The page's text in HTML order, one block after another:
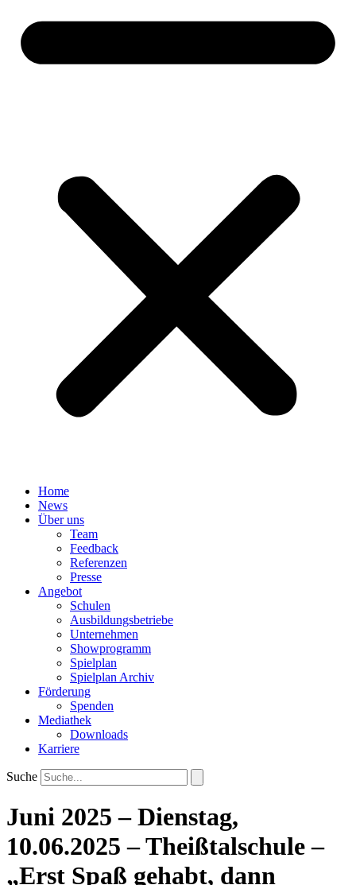
Home
News
Über uns
Team
Feedback
Referenzen
Presse
Angebot
Schulen
Ausbildungsbetriebe
Unternehmen
Showprogramm
Spielplan
Spielplan Archiv
Förderung
Spenden
Mediathek
Downloads
Karriere
Suche
Juni 2025 – Dienstag,
10.06.2025 – Theißtalschule –
„Erst Spaß gehabt, dann